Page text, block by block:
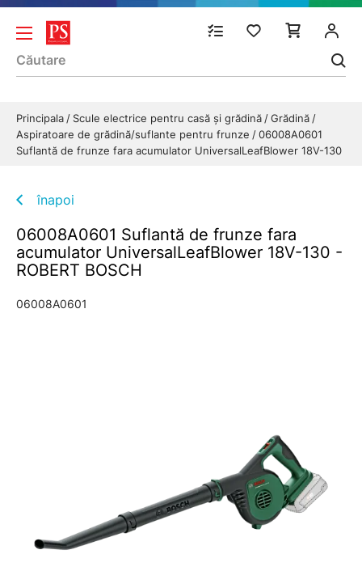
Principala Scule electrice pentru casă și grădină
Grădină
Aspiratoare de grădină/suflante pentru frunze
06008A0601
Suflantă de frunze fara acumulator UniversalLeafBlower 18V-130
înapoi
06008A0601 Suflantă de frunze fara
acumulator UniversalLeafBlower 18V-130 -
ROBERT BOSCH
06008A0601